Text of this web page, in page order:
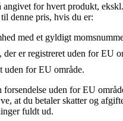
angivet for hvert produkt,
denne pris, hvis du er:
med et gyldigt
der er registreret uden for EU
uden for EU område.
uden for EU
at du betaler skatter og
fuldt ud.